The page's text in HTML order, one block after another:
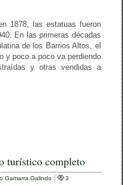
1878, las estatuas fueron
En las primeras décadas
de los Barrios Altos, el
y poco a poco va perdiendo
y otras vendidas a
turístico completo
Gamarra Galindo
3